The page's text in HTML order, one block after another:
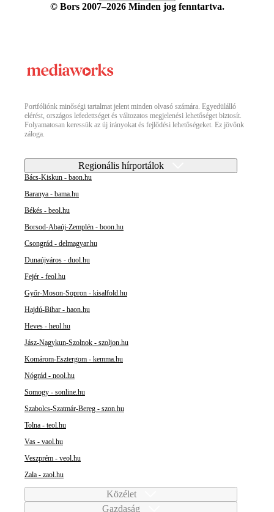
© Bors 2007–2026 Minden jog fenntartva.
Portfóliónk minőségi tartalmat jelent minden olvasó számára. Egyedülálló
elérést, országos lefedettséget és változatos megjelenési lehetőséget biztosít.
Folyamatosan keressük az új irányokat és fejlődési lehetőségeket. Ez jövőnk
záloga.
Regionális hírportálok
Bács-Kiskun - baon.hu
Baranya - bama.hu
Békés - beol.hu
Borsod-Abaúj-Zemplén - boon.hu
Csongrád - delmagyar.hu
Dunaújváros - duol.hu
Fejér - feol.hu
Győr-Moson-Sopron - kisalfold.hu
Hajdú-Bihar - haon.hu
Heves - heol.hu
Jász-Nagykun-Szolnok - szoljon.hu
Komárom-Esztergom - kemma.hu
Nógrád - nool.hu
Somogy - sonline.hu
Szabolcs-Szatmár-Bereg - szon.hu
Tolna - teol.hu
Vas - vaol.hu
Veszprém - veol.hu
Zala - zaol.hu
Közélet
Gazdaság